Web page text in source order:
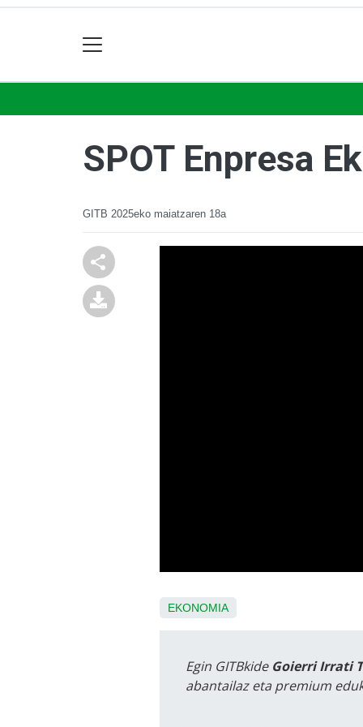
SPOT Enpresa
GITB 2025eko maiatzaren 18a
EKONOMIA
Egin GITBkide Goierri Irrati
abantailaz eta premium